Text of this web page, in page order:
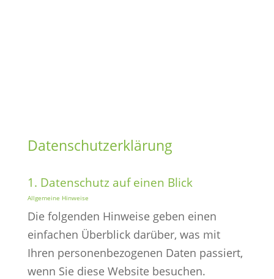
Datenschutzerklärung
1. Datenschutz auf einen Blick
Allgemeine Hinweise
Die folgenden Hinweise geben einen
einfachen Überblick darüber, was mit
Ihren personenbezogenen Daten passiert,
wenn Sie diese Website besuchen.